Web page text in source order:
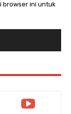
browser ini untuk